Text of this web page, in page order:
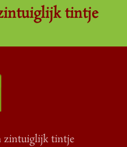
tintje
zintuiglijk tintje